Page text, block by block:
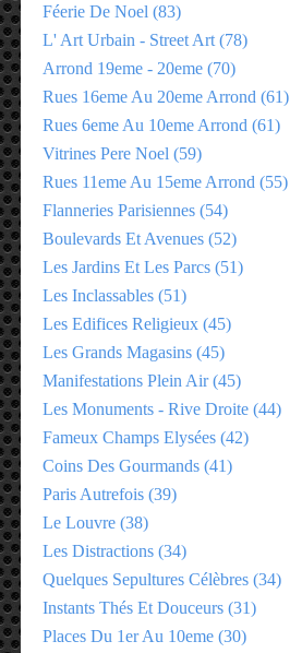
Féerie De Noel (83)
L' Art Urbain - Street Art (78)
Arrond 19eme - 20eme (70)
Rues 16eme Au 20eme Arrond (61)
Rues 6eme Au 10eme Arrond (61)
Vitrines Pere Noel (59)
Rues 11eme Au 15eme Arrond (55)
Flanneries Parisiennes (54)
Boulevards Et Avenues (52)
Les Jardins Et Les Parcs (51)
Les Inclassables (51)
Les Edifices Religieux (45)
Les Grands Magasins (45)
Manifestations Plein Air(45)
Les Monuments - Rive Droite (44)
Fameux Champs Elysées (42)
Coins Des Gourmands (41)
Paris Autrefois (39)
Le Louvre (38)
Les Distractions (34)
Quelques Sepultures Célèbres (34)
Instants Thés Et Douceurs (31)
Places Du 1er Au 10eme (30)